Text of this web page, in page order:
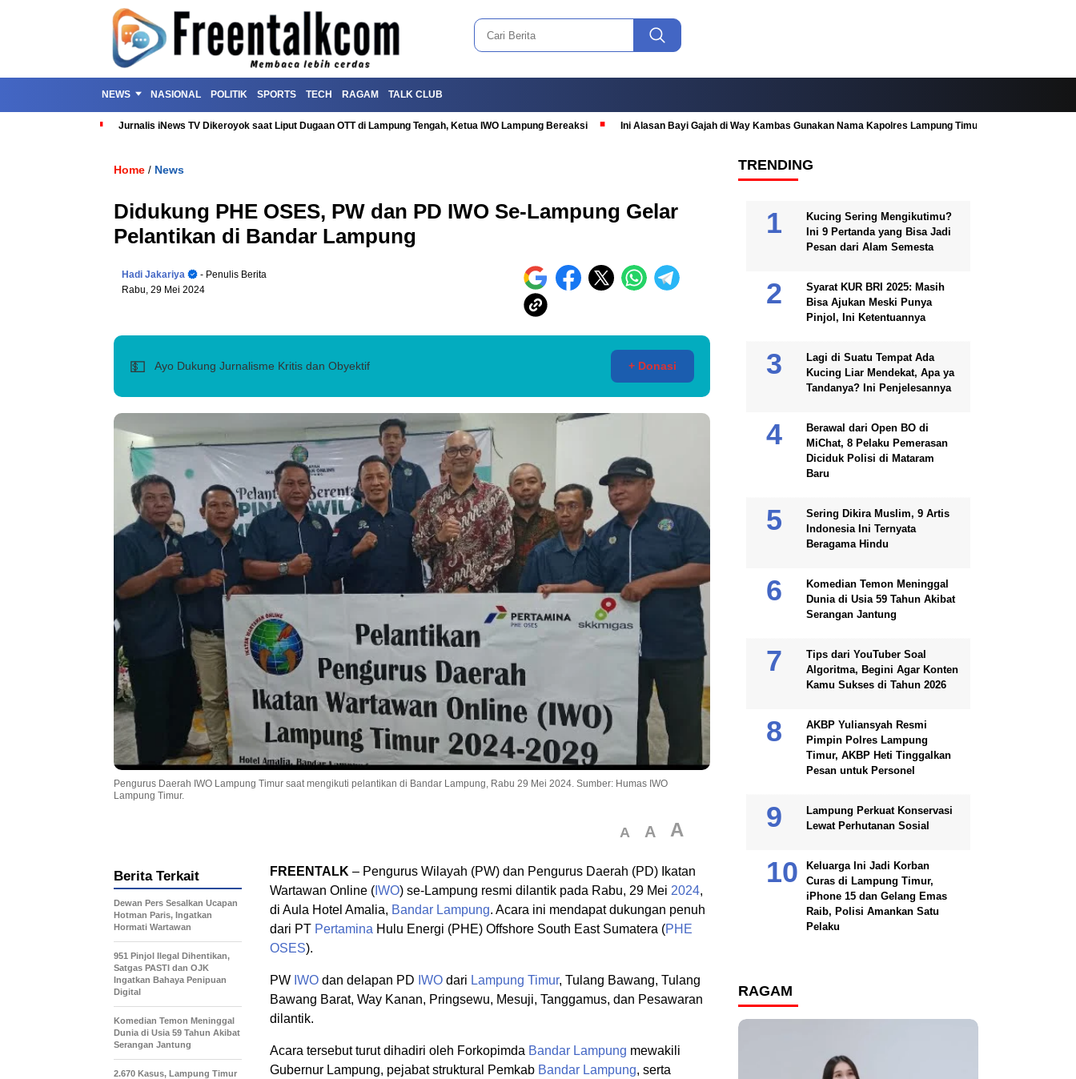
NEWS NASIONAL POLITIK SPORTS TECH RAGAM TALK CLUB
Jurnalis iNews TV Dikeroyok saat Liput Dugaan OTT di Lampung Tengah, Ketua IWO Lampung Bereaksi Ini Alasan Bayi Gajah di Way Kambas Gunakan Nama Kapolres Lampung Timur
Home / News
Didukung PHE OSES, PW dan PD IWO Se-Lampung Gelar
Pelantikan di Bandar Lampung
Hadi Jakariya
- Penulis Berita
Rabu, 29 Mei 2024
💵 Ayo Dukung Jurnalisme Kritis dan Obyektif + Donasi
Pengurus Daerah IWO Lampung Timur saat mengikuti pelantikan di Bandar Lampung, Rabu 29 Mei 2024. Sumber: Humas IWO
Lampung Timur.
A A A
FREENTALK – Pengurus Wilayah (PW) dan Pengurus Daerah (PD) Ikatan
Wartawan Online ( IWO) se-Lampung resmi dilantik pada Rabu, 29 Mei 2024,
di Aula Hotel Amalia, Bandar Lampung. Acara ini mendapat dukungan penuh
dari PT Pertamina Hulu Energi (PHE) Offshore South East Sumatera (PHE
OSES).
PW IWO dan delapan PD IWO dari Lampung Timur, Tulang Bawang, Tulang
Bawang Barat, Way Kanan, Pringsewu, Mesuji, Tanggamus, dan Pesawaran
dilantik.
Acara tersebut turut dihadiri oleh Forkopimda Bandar Lampung mewakili
Gubernur Lampung, pejabat struktural Pemkab Bandar Lampung, serta
Berita Terkait
Dewan Pers Sesalkan Ucapan
Hotman Paris, Ingatkan
Hormati Wartawan
951 Pinjol Ilegal Dihentikan,
Satgas PASTI dan OJK
Ingatkan Bahaya Penipuan
Digital
Komedian Temon Meninggal
Dunia di Usia 59 Tahun Akibat
Serangan Jantung
2.670 Kasus, Lampung Timur
TRENDING
Kucing Sering Mengikutimu?
Ini 9 Pertanda yang Bisa Jadi
Pesan dari Alam Semesta
Syarat KUR BRI 2025: Masih
Bisa Ajukan Meski Punya
Pinjol, Ini Ketentuannya
Lagi di Suatu Tempat Ada
Kucing Liar Mendekat, Apa ya
Tandanya? Ini Penjelesannya
Berawal dari Open BO di
MiChat, 8 Pelaku Pemerasan
Diciduk Polisi di Mataram
Baru
Sering Dikira Muslim, 9 Artis
Indonesia Ini Ternyata
Beragama Hindu
Komedian Temon Meninggal
Dunia di Usia 59 Tahun Akibat
Serangan Jantung
Tips dari YouTuber Soal
Algoritma, Begini Agar Konten
Kamu Sukses di Tahun 2026
AKBP Yuliansyah Resmi
Pimpin Polres Lampung
Timur, AKBP Heti Tinggalkan
Pesan untuk Personel
Lampung Perkuat Konservasi
Lewat Perhutanan Sosial
Keluarga Ini Jadi Korban
Curas di Lampung Timur,
iPhone 15 dan Gelang Emas
Raib, Polisi Amankan Satu
Pelaku
RAGAM